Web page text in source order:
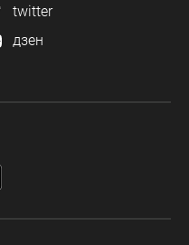
twitter
дзен